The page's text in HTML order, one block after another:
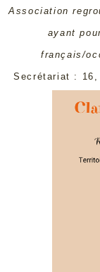
Association
ayant
français/
Secrétariat : 16,